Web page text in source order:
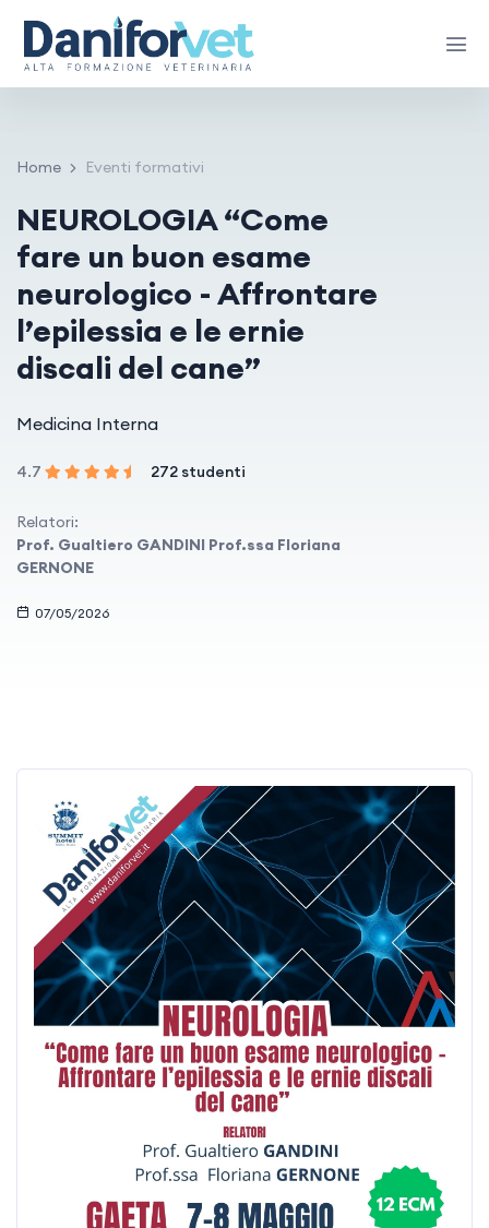
Home Eventi formativi
NEUROLOGIA “Come
fare un buon esame
neurologico - Affrontare
l’epilessia e le ernie
discali del cane”
Medicina Interna
4.7 272 studenti
Relatori:
Prof. Gualtiero GANDINI Prof.ssa Floriana
GERNONE
07/05/2026